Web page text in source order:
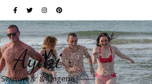
Ayiki
Swimwear & Lingerie